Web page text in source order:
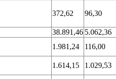
372,62 96,30
38.891,46 5.062,36
1.981,24
116,00
1.614,15
1.029,53